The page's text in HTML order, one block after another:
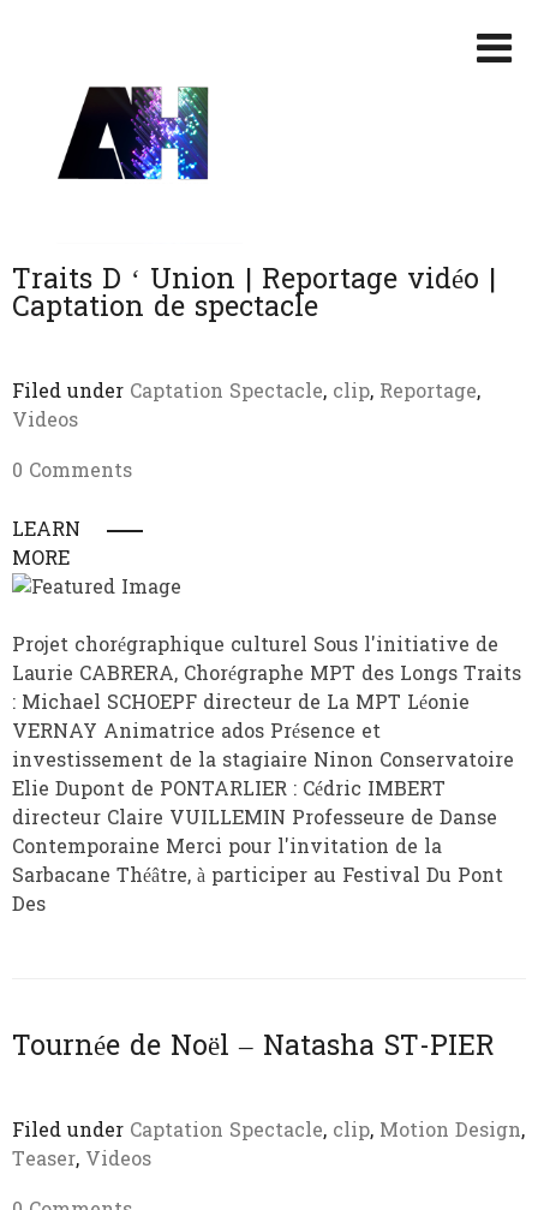
Traits D ‘ Union | Reportage vidéo |
Captation de spectacle
Filed under Captation Spectacle, clip, Reportage,
Videos
0 Comments
LEARN
MORE
Projet chorégraphique culturel Sous l'initiative de
Laurie CABRERA, Chorégraphe MPT des Longs Traits
: Michael SCHOEPF directeur de La MPT Léonie
VERNAY Animatrice ados Présence et
investissement de la stagiaire Ninon Conservatoire
Elie Dupont de PONTARLIER : Cédric IMBERT
directeur Claire VUILLEMIN Professeure de Danse
Contemporaine Merci pour l'invitation de la
Sarbacane Théâtre, à participer au Festival Du Pont
Des
Tournée de Noël – Natasha ST-PIER
Filed under Captation Spectacle, clip, Motion Design,
Teaser, Videos